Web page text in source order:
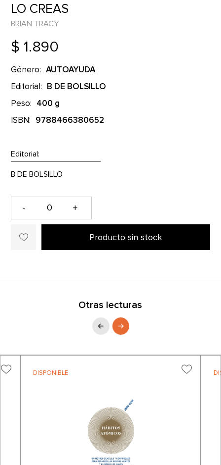
LO CREAS
BRIAN TRACY
$ 1.890
Género: AUTOAYUDA
Editorial: B DE BOLSILLO
Peso: 400 g
ISBN: 9788466380652
Editorial:
- +
Producto sin stock
Otras lecturas
DISPONIBLE